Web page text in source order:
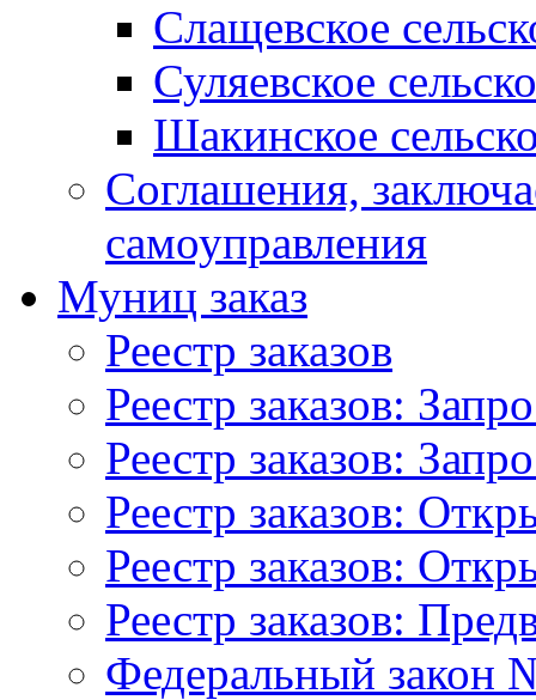
Слащевское
Суляевское
Шакинское
Соглашения,
самоуправления
Муниц заказ
Реестр заказов
Реестр заказов:
Реестр заказов:
Реестр заказов:
Реестр заказов:
Реестр заказов:
Федеральный закон